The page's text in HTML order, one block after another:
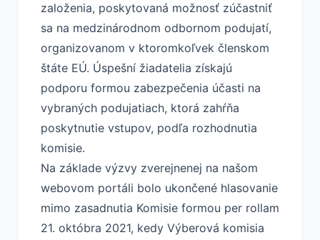
založenia, poskytovaná možnosť zúčastniť
sa na medzinárodnom odbornom podujatí,
organizovanom v ktoromkoľvek členskom
štáte EÚ. Úspešní žiadatelia získajú
podporu formou zabezpečenia účasti na
vybraných podujatiach, ktorá zahŕňa
poskytnutie vstupov, podľa rozhodnutia
komisie.
Na základe výzvy zverejnenej na našom
webovom portáli bolo ukončené hlasovanie
mimo zasadnutia Komisie formou per rollam
21. októbra 2021, kedy Výberová komisia